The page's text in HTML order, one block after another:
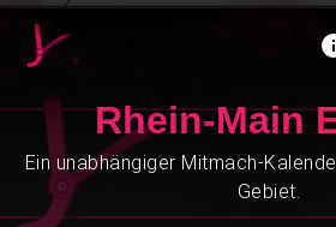
Rhein-Main
Ein unabhängiger Mitmach-
Gebiet.